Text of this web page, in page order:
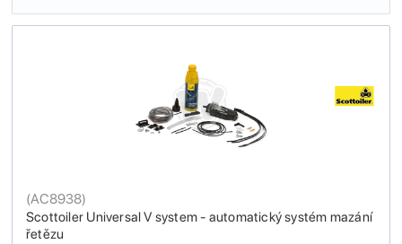
Scottoiler Universal V system - automatický systém mazání
řetězu
(AC8938)